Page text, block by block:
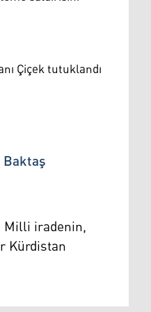
Çiçek tutuklandı
iradenin,
Kürdistan